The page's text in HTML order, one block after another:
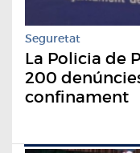
Seguretat
La Policia de
200
confinament